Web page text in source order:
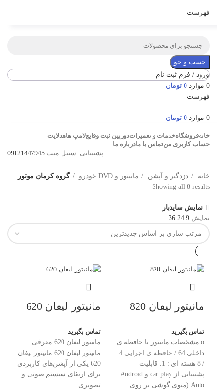
فهرست
جست و جو
ورود / فرم ثبت نام
0 موارد 0 تومان
فهرست
0 موارد 0 تومان
خانهفروشگاهخدمات و تعمیراتدوربین ثبت وقایعلامپ هاهدلایت
حساب کاربری منتماس با مادرباره ما
پشتیبانی استیل میت 09121447945
خانه دزدگیر و آپشن مانیتور و DVD خودرو
گروه کرمان موتور
Showing all 8 results
نمایش سایدبار
نمایش 9
24
36
مانیتور لیفان 820
تماس بگیرید
o مشخصات مانیتور با حافظه ی
داخلی 64 / حافظه ی اجرایی 4
/ 8 هسته ای : 1. قابلیت
پشتیبانی از car play و Android
Auto (منوی گوشی بر روی
مانیتور لیفان 620
تماس بگیرید
مانیتور لیفان 620 معرفی
مانیتور لیفان 620 مانیتور لیفان
620 یکی از آپشن‌های کاربردی
برای ارتقای سیستم صوتی و
تصویری